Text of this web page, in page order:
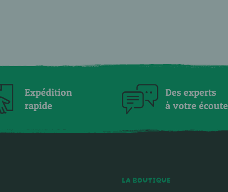
Expédition
rapide
Des experts
à votre écoute
LA BOUTIQUE